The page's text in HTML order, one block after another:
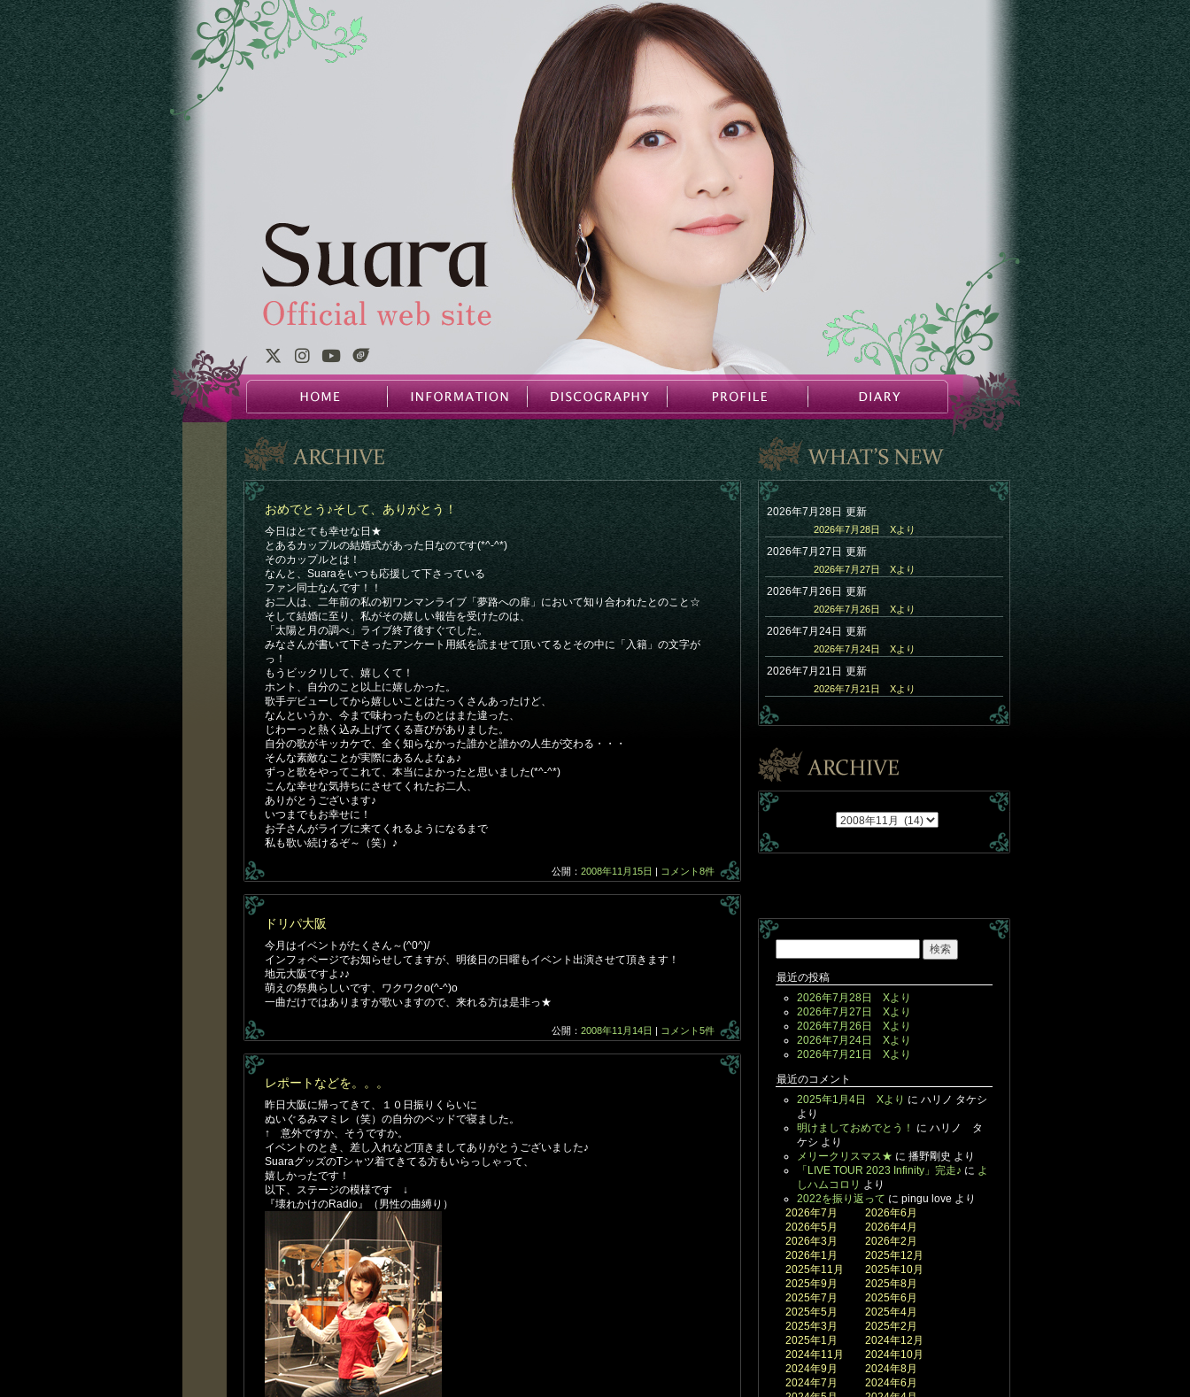
おめでとう♪そして、ありがとう！
今日はとても幸せな日★
とあるカップルの結婚式があった日なのです(*^-^*)
そのカップルとは！
なんと、Suaraをいつも応援して下さっている
ファン同士なんです！！
お二人は、二年前の私の初ワンマンライブ「夢路への扉」において知り合われたとのこと☆
そして結婚に至り、私がその嬉しい報告を受けたのは、
「太陽と月の調べ」ライブ終了後すぐでした。
みなさんが書いて下さったアンケート用紙を読ませて頂いてるとその中に「入籍」の文字が
っ！
もうビックリして、嬉しくて！
ホント、自分のこと以上に嬉しかった。
歌手デビューしてから嬉しいことはたっくさんあったけど、
なんというか、今まで味わったものとはまた違った、
じわーっと熱く込み上げてくる喜びがありました。
自分の歌がキッカケで、全く知らなかった誰かと誰かの人生が交わる・・・
そんな素敵なことが実際にあるんよなぁ♪
ずっと歌をやってこれて、本当によかったと思いました(*^-^*)
こんな幸せな気持ちにさせてくれたお二人、
ありがとうございます♪
いつまでもお幸せに！
お子さんがライブに来てくれるようになるまで
私も歌い続けるぞ～（笑）♪
公開： 2008年11月15日 | コメント8件
ドリパ大阪
今月はイベントがたくさん～(^0^)/
インフォページでお知らせしてますが、明後日の日曜もイベント出演させて頂きます！
地元大阪ですよ♪♪
萌えの祭典らしいです、ワクワクo(^-^)o
一曲だけではありますが歌いますので、来れる方は是非っ★
公開： 2008年11月14日 | コメント5件
レポートなどを。。。
昨日大阪に帰ってきて、１０日振りくらいに
ぬいぐるみマミレ（笑）の自分のベッドで寝ました。
↑ 意外ですか、そうですか。
イベントのとき、差し入れなど頂きましてありがとうございました♪
SuaraグッズのTシャツ着てきてる方もいらっしゃって、
嬉しかったです！
以下、ステージの模様です ↓
『壊れかけのRadio』（男性の曲縛り）
2026年7月28日 更新
2026年7月28日 Xより
2026年7月27日 更新
2026年7月27日 Xより
2026年7月26日 更新
2026年7月26日 Xより
2026年7月24日 更新
2026年7月24日 Xより
2026年7月21日 更新
2026年7月21日 Xより
索:
最近の投稿
2026年7月28日 Xより
2026年7月27日 Xより
2026年7月26日 Xより
2026年7月24日 Xより
2026年7月21日 Xより
最近のコメント
2025年1月4日 Xより に ハリノ タケシ
より
明けましておめでとう！
に ハリノ タ
ケシ より
メリークリスマス★ に 播野剛史 より
「LIVE TOUR 2023 Infinity」完走♪ に よ
しハムコロリ より
2022を振り返って に pingu love より
2026年7月
2026年6月
2026年5月
2026年4月
2026年3月
2026年2月
2026年1月
2025年12月
2025年11月
2025年10月
2025年9月
2025年8月
2025年7月
2025年6月
2025年5月
2025年4月
2025年3月
2025年2月
2025年1月
2024年12月
2024年11月
2024年10月
2024年9月
2024年8月
2024年7月
2024年6月